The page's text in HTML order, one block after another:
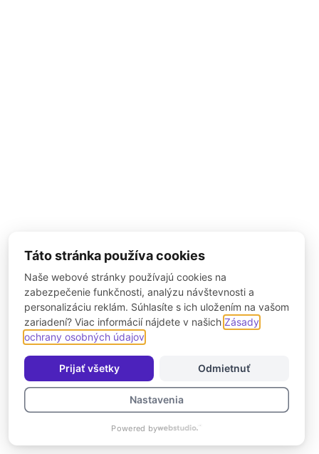
Táto stránka používa cookies
Naše webové stránky používajú cookies na
zabezpečenie funkčnosti, analýzu návštevnosti a
personalizáciu reklám. Súhlasíte s ich uložením na vašom
zariadení? Viac informácií nájdete v našich Zásady
ochrany osobných údajov
Prijať všetky Odmietnuť
Nastavenia
Powered by